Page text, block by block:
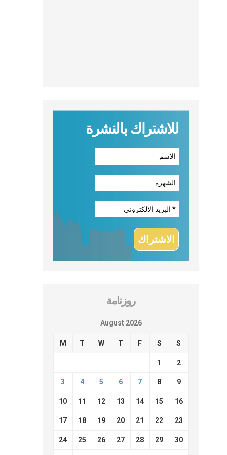
للاشتراك بالنشرة
روزنامة
August 2026
M T W T F S S
1 2
3 4 5 6 7 8 9
10 11 12 13 14 15 16
17 18 19 20 21 22 23
24 25 26 27 28 29 30